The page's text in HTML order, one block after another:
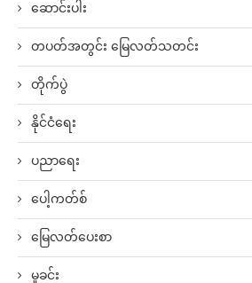
ဆောင်းပါး
တပတ်အတွင်း မြေလတ်သတင်း
တိုက်ပွဲ
နိုင်ငံရေး
ပညာရေး
ပေါ့ကတ်စ်
မြေလတ်ပေးစာ
မှုခင်း